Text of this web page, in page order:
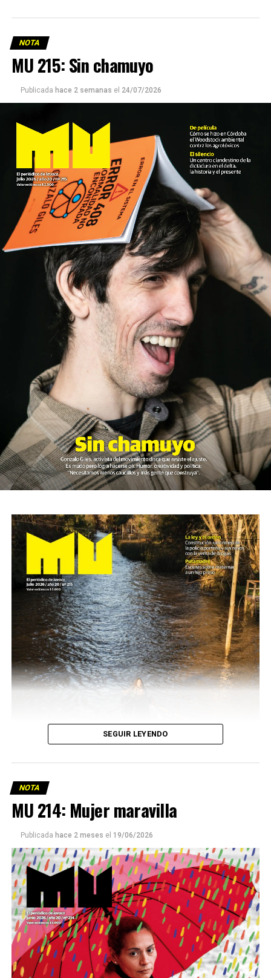
NOTA
MU 215: Sin chamuyo
Publicada hace 2 semanas el 24/07/2026
Este número 215 de MU ☝️viene con doble tapa, que
podría ser una frase:
Sin chamuyo, a remarla.
Descargar la Mu en PDF
SEGUIR LEYENDO
NOTA
MU 214: Mujer maravilla
Publicada hace 2 meses el 19/06/2026